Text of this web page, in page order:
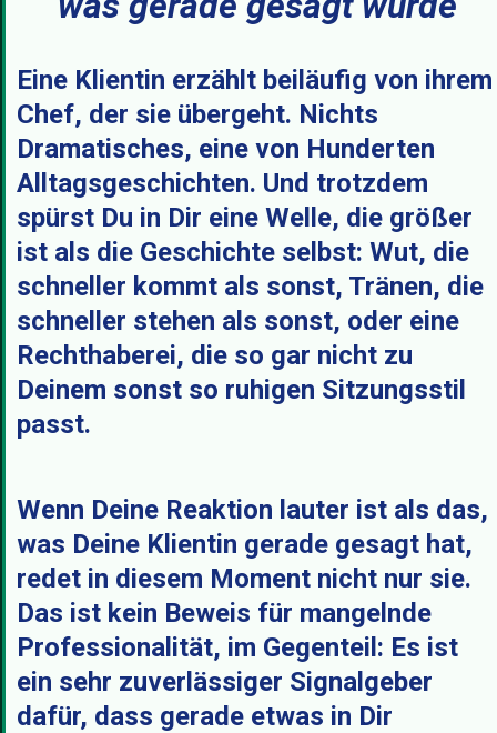
Eine Klientin erzählt beiläufig von ihrem
Chef, der sie übergeht. Nichts
Dramatisches, eine von Hunderten
Alltagsgeschichten. Und trotzdem
spürst Du in Dir eine Welle, die größer
ist als die Geschichte selbst: Wut, die
schneller kommt als sonst, Tränen, die
schneller stehen als sonst, oder eine
Rechthaberei, die so gar nicht zu
Deinem sonst so ruhigen Sitzungsstil
passt.
Wenn Deine Reaktion lauter ist als das,
was Deine Klientin gerade gesagt hat,
redet in diesem Moment nicht nur sie.
Das ist kein Beweis für mangelnde
Professionalität, im Gegenteil: Es ist
ein sehr zuverlässiger Signalgeber
dafür, dass gerade etwas in Dir